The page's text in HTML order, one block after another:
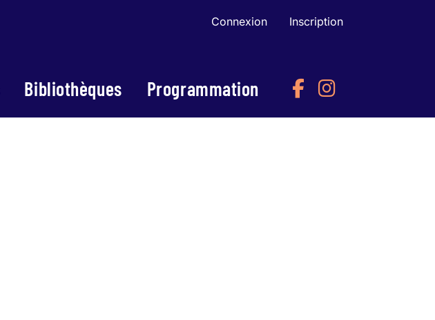
Connexion Inscription
Bibliothèques Programmation